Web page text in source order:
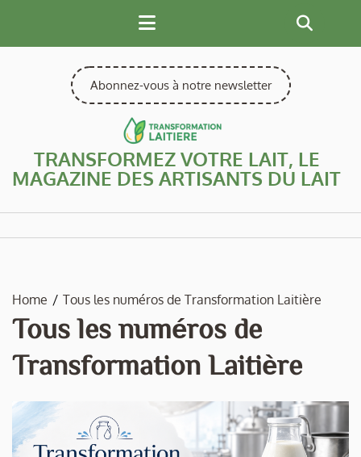
content
Abonnez-vous à notre newsletter
TRANSFORMEZ VOTRE LAIT, LE
MAGAZINE DES ARTISANTS DU LAIT
Home Tous les numéros de Transformation Laitière
Tous les numéros de
Transformation Laitière